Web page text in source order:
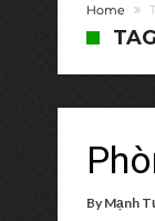
Home
By Mạnh